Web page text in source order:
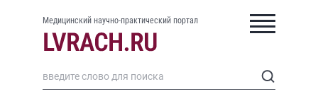
Медицинский научно-практический портал